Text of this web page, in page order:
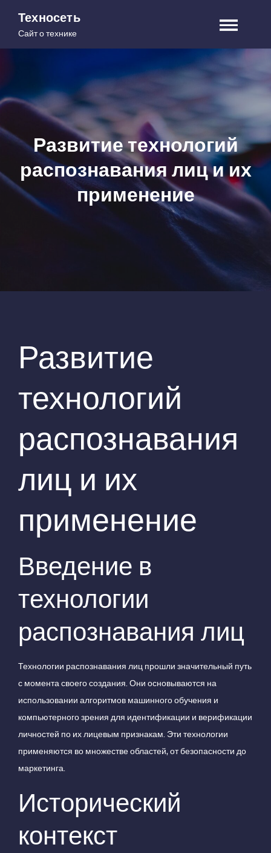
Техносеть
Сайт о технике
Развитие технологий
распознавания лиц и их
применение
Развитие
технологий
распознавания
лиц и их
применение
Введение в
технологии
распознавания лиц
Технологии распознавания лиц прошли значительный путь
с момента своего создания. Они основываются на
использовании алгоритмов машинного обучения и
компьютерного зрения для идентификации и верификации
личностей по их лицевым признакам. Эти технологии
применяются во множестве областей, от безопасности до
маркетинга.
Исторический
контекст